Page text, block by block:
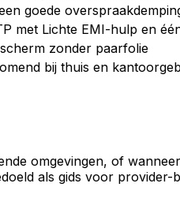
goede
met Lichte EMI-hulp en
zonder paarfolie
bij thuis en
omgevingen, of
als gids voor